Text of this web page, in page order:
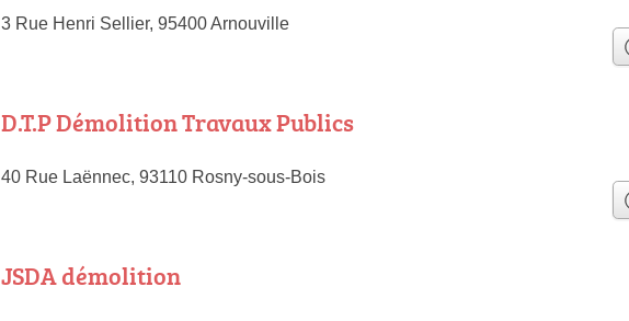
3 Rue Henri Sellier, 95400 Arnouville
D.T.P Démolition Travaux Publics
40 Rue Laënnec, 93110 Rosny-sous-Bois
JSDA démolition